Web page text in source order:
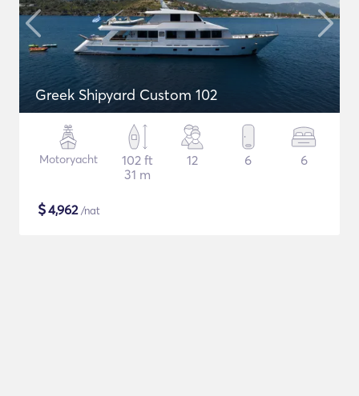
Greek Shipyard Custom 102
Motoryacht
102 ft
31 m
12 6 6
$4,962/nat